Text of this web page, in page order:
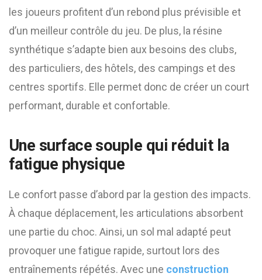
les joueurs profitent d’un rebond plus prévisible et
d’un meilleur contrôle du jeu. De plus, la résine
synthétique s’adapte bien aux besoins des clubs,
des particuliers, des hôtels, des campings et des
centres sportifs. Elle permet donc de créer un court
performant, durable et confortable.
Une surface souple qui réduit la
fatigue physique
Le confort passe d’abord par la gestion des impacts.
À chaque déplacement, les articulations absorbent
une partie du choc. Ainsi, un sol mal adapté peut
provoquer une fatigue rapide, surtout lors des
entraînements répétés. Avec une construction